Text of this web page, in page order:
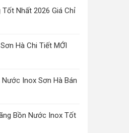
Nhất 2026 Giá Chỉ
Hà Chi Tiết MỚI
Nước Inox Sơn Hà Bán
Bồn Nước Inox Tốt